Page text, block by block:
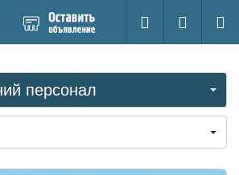
новое
Поиск
Вход на
персонал